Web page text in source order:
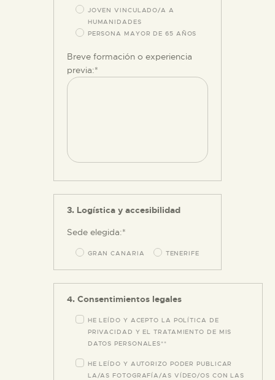
JOVEN VINCULADO/A A
HUMANIDADES
PERSONA MAYOR DE 65 AÑOS
Breve formación o experiencia
previa:*
3. Logística y accesibilidad
Sede elegida:*
GRAN CANARIA TENERIFE
4. Consentimientos legales
HE LEÍDO Y ACEPTO LA POLÍTICA DE
PRIVACIDAD Y EL TRATAMIENTO DE MIS
DATOS PERSONALES**
HE LEÍDO Y AUTORIZO PODER PUBLICAR
LA/AS FOTOGRAFÍA/AS VÍDEO/OS CON LAS